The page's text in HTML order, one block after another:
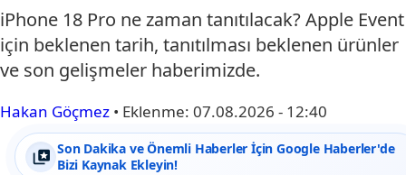
iPhone 18 Pro ne zaman tanıtılacak? Apple Event
için beklenen tarih, tanıtılması beklenen ürünler
ve son gelişmeler haberimizde.
Hakan Göçmez • Eklenme: 07.08.2026 - 12:40
Son Dakika ve Önemli Haberler İçin Google Haberler'de
Bizi Kaynak Ekleyin!